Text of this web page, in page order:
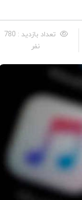
تعداد بازدید : 780
نفر